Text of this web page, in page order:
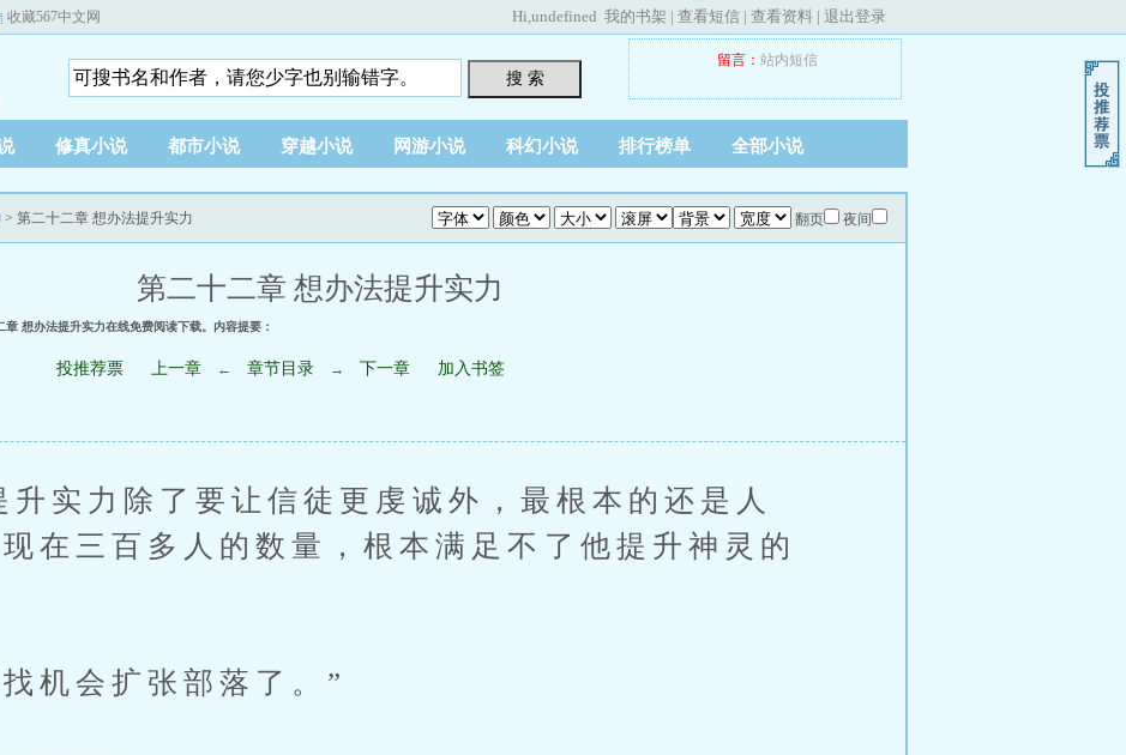
收藏567中文网 Hi,undefined 我的书架 | 查看短信 | 查看资料 | 退出登录
搜 索
留言： 站内短信
修真小说 都市小说 穿越小说 网游小说 科幻小说 排行榜单 全部小说
翻页 夜间
> 第二十二章 想办法提升实力
第二十二章 想办法提升实力
想办法提升实力在线免费阅读下载。内容提要：
投推荐票 上一章 ← 章节目录 → 下一章 加入书签
除了要让信徒更虔诚外，最根本的还是人
在三百多人的数量，根本满足不了他提升神灵的
机会扩张部落了。”